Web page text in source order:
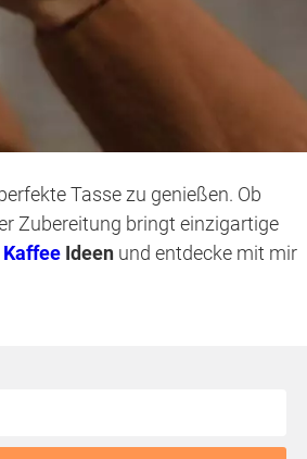
Tasse zu genießen. Ob
Zubereitung bringt einzigartige
Kaffee Ideen und entdecke mit mir